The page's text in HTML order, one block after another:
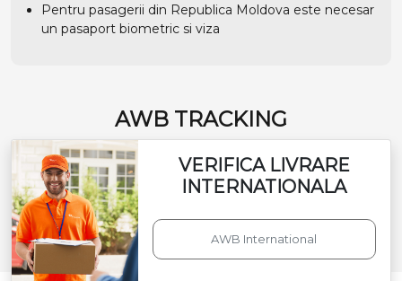
Pentru pasagerii din Republica Moldova este necesar
un pasaport biometric si viza
AWB TRACKING
VERIFICA LIVRARE
INTERNATIONALA